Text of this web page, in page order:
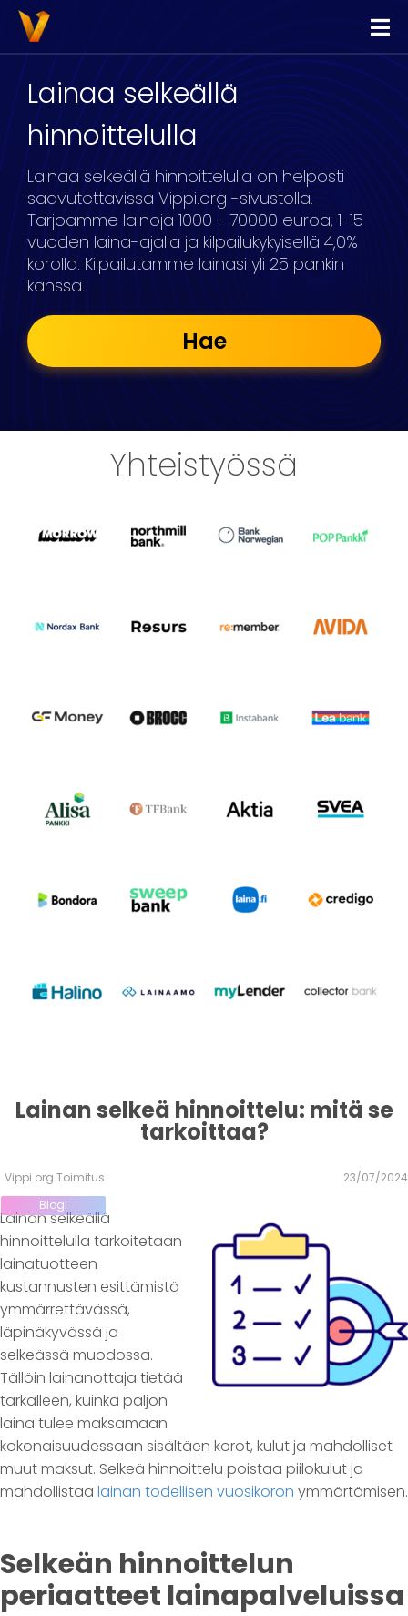
Vippi
Lainaa
Kilpailuta Lainat
Yhdistä Lainat
Yrityslimiitti
Lainaa selkeällä
hinnoittelulla
Lainaa selkeällä hinnoittelulla on helposti
saavutettavissa Vippi.org -sivustolla.
Tarjoamme lainoja 1000 - 70000 euroa, 1-15
vuoden laina-ajalla ja kilpailukykyisellä 4,0%
korolla. Kilpailutamme lainasi yli 25 pankin
kanssa.
Hae
Yhteistyössä
Lainan selkeä hinnoittelu: mitä se
tarkoittaa?
Vippi.org Toimitus
23/07/2024
Blogi
Lainan selkeällä
hinnoittelulla tarkoitetaan
lainatuotteen
kustannusten esittämistä
ymmärrettävässä,
läpinäkyvässä ja
selkeässä muodossa.
Tällöin lainanottaja tietää
tarkalleen, kuinka paljon
laina tulee maksamaan
kokonaisuudessaan sisältäen korot, kulut ja mahdolliset
muut maksut. Selkeä hinnoittelu poistaa piilokulut ja
mahdollistaa lainan todellisen vuosikoron ymmärtämisen.
Selkeän hinnoittelun
periaatteet lainapalveluissa